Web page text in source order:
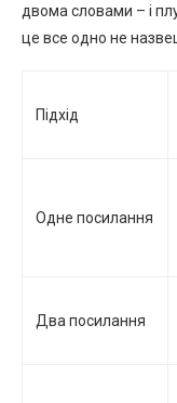
двома словами – і
це все одно не
Підхід
Одне посилання
Два посилання